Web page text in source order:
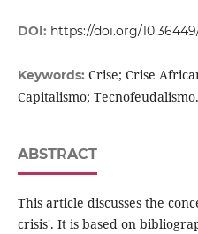
DOI: https://doi.org/
Keywords: Crise; Crise
Capitalismo; Tecnofeudalismo.
ABSTRACT
This article discusses the
crisis'. It is based on